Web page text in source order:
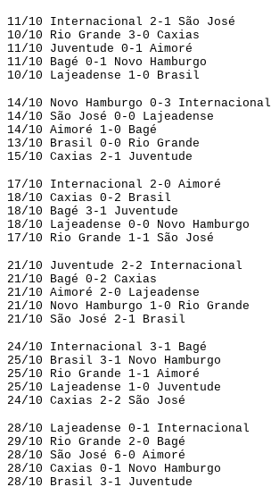
11/10 Internacional 2-1 São José
10/10 Rio Grande 3-0 Caxias
11/10 Juventude 0-1 Aimoré
11/10 Bagé 0-1 Novo Hamburgo
10/10 Lajeadense 1-0 Brasil
14/10 Novo Hamburgo 0-3 Internacional
14/10 São José 0-0 Lajeadense
14/10 Aimoré 1-0 Bagé
13/10 Brasil 0-0 Rio Grande
15/10 Caxias 2-1 Juventude
17/10 Internacional 2-0 Aimoré
18/10 Caxias 0-2 Brasil
18/10 Bagé 3-1 Juventude
18/10 Lajeadense 0-0 Novo Hamburgo
17/10 Rio Grande 1-1 São José
21/10 Juventude 2-2 Internacional
21/10 Bagé 0-2 Caxias
21/10 Aimoré 2-0 Lajeadense
21/10 Novo Hamburgo 1-0 Rio Grande
21/10 São José 2-1 Brasil
24/10 Internacional 3-1 Bagé
25/10 Brasil 3-1 Novo Hamburgo
25/10 Rio Grande 1-1 Aimoré
25/10 Lajeadense 1-0 Juventude
24/10 Caxias 2-2 São José
28/10 Lajeadense 0-1 Internacional
29/10 Rio Grande 2-0 Bagé
28/10 São José 6-0 Aimoré
28/10 Caxias 0-1 Novo Hamburgo
28/10 Brasil 3-1 Juventude